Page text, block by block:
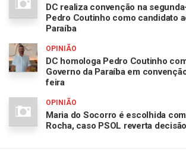
DC realiza convenção na
Pedro Coutinho como candidato
Paraíba
OPINIÃO
DC homologa Pedro Coutinho
Governo da Paraíba em
feira
OPINIÃO
Maria do Socorro é escolhida
Rocha, caso PSOL reverta